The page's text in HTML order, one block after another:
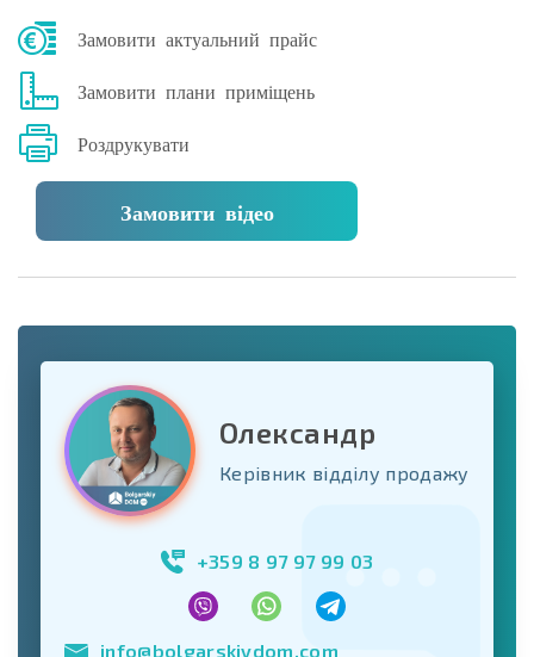
Замовити актуальний прайс
Замовити плани приміщень
Роздрукувати
Замовити відео
Олександр
Керівник відділу продажу
+359 8 97 97 99 03
info@bolgarskiydom.com